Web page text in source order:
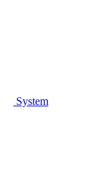
System